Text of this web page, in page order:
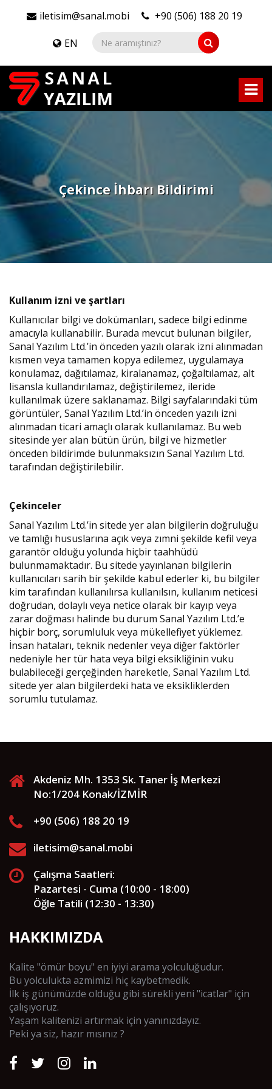
iletisim@sanal.mobi +90 (506) 188 20 19
EN
Çekince İhbarı Bildirimi
Kullanım izni ve şartları
Kullanıcılar bilgi ve dokümanları, sadece bilgi edinme
amacıyla kullanabilir. Burada mevcut bulunan bilgiler,
Sanal Yazılım Ltd.’in önceden yazılı olarak izni alınmadan
kısmen veya tamamen kopya edilemez, uygulamaya
konulamaz, dağıtılamaz, kiralanamaz, çoğaltılamaz, alt
lisansla kullandırılamaz, değiştirilemez, ileride
kullanılmak üzere saklanamaz. Bilgi sayfalarındaki tüm
görüntüler, Sanal Yazılım Ltd.’in önceden yazılı izni
alınmadan ticari amaçlı olarak kullanılamaz. Bu web
sitesinde yer alan bütün ürün, bilgi ve hizmetler
önceden bildirimde bulunmaksızın Sanal Yazılım Ltd.
tarafından değiştirilebilir.
Çekinceler
Sanal Yazılım Ltd.’in sitede yer alan bilgilerin doğruluğu
ve tamlığı hususlarına açık veya zımni şekilde kefil veya
garantör olduğu yolunda hiçbir taahhüdü
bulunmamaktadır. Bu sitede yayınlanan bilgilerin
kullanıcıları sarih bir şekilde kabul ederler ki, bu bilgiler
kim tarafından kullanılırsa kullanılsın, kullanım neticesi
doğrudan, dolaylı veya netice olarak bir kayıp veya
zarar doğması halinde bu durum Sanal Yazılım Ltd.’e
hiçbir borç, sorumluluk veya mükellefiyet yüklemez.
İnsan hataları, teknik nedenler veya diğer faktörler
nedeniyle her tür hata veya bilgi eksikliğinin vuku
bulabileceği gerçeğinden hareketle, Sanal Yazılım Ltd.
sitede yer alan bilgilerdeki hata ve eksikliklerden
sorumlu tutulamaz.
Akdeniz Mh. 1353 Sk. Taner İş Merkezi
No:1/204 Konak/İZMİR
+90 (506) 188 20 19
iletisim@sanal.mobi
Çalışma Saatleri:
Pazartesi - Cuma (10:00 - 18:00)
Öğle Tatili (12:30 - 13:30)
HAKKIMIZDA
Kalite "ömür boyu" en iyiyi arama yolculuğudur.
Bu yolculukta azmimizi hiç kaybetmedik.
İlk iş günümüzde olduğu gibi sürekli yeni "icatlar" için
çalışıyoruz.
Yaşam kalitenizi artırmak için yanınızdayız.
Peki ya siz, hazır mısınız ?